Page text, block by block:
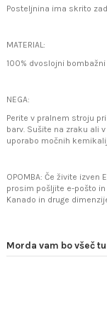
Posteljnina ima skrito
MATERIAL:
100% dvoslojni
NEGA:
Perite v pralnem stroju
barv. Sušite na zraku ali
uporabo močnih
OPOMBA: Če živite
prosim pošljite e-pošto
Kanado in druge
Morda vam bo všeč